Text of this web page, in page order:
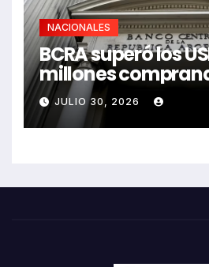
NACIONALES
BCRA superó los
millones
JULIO 30, 2026